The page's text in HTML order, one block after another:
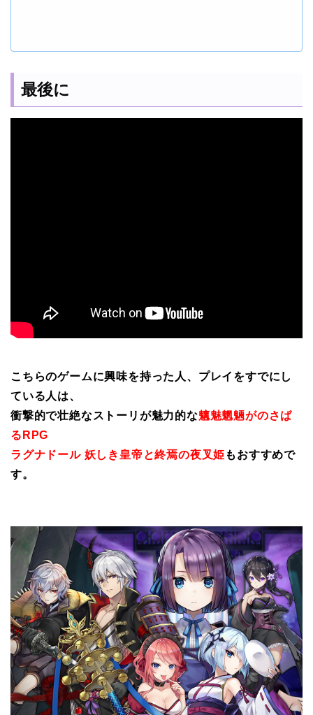
最後に
こちらのゲームに興味を持った人、プレイをすでにし
ている人は、
衝撃的で壮絶なストーリが魅力的な魑魅魍魎がのさば
るRPG
ラグナドール 妖しき皇帝と終焉の夜叉姫 もおすすめで
す。